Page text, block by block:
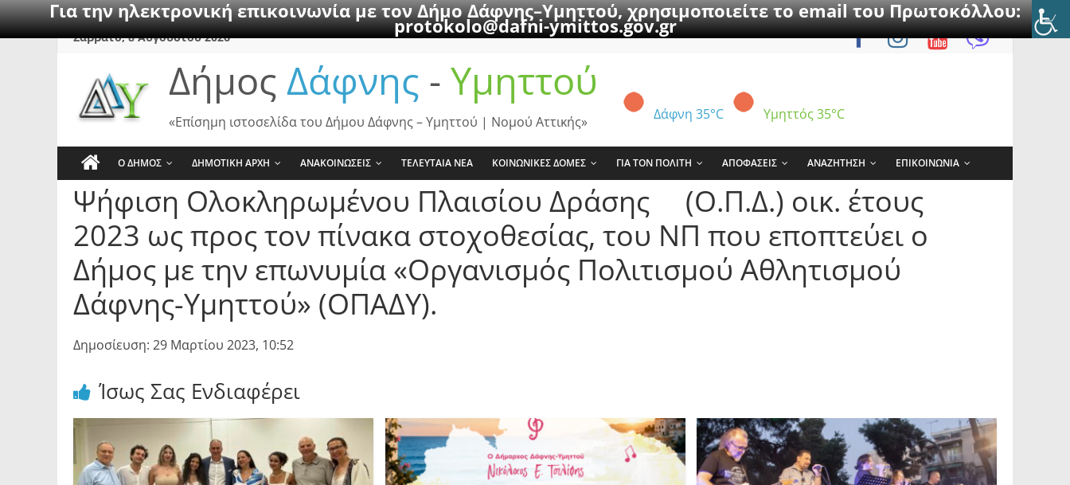
Για την ηλεκτρονική επικοινωνία με τον Δήμο Δάφνης–Υμηττού, χρησιμοποιείτε το email του Πρωτοκόλλου:
protokolo@dafni-ymittos.gov.gr
SkipΣάββατο, 8 Αυγούστου 2026
Δήμος Δάφνης - Υμηττού
Δάφνη 35°C Υμηττός 35°C
«Επίσημη ιστοσελίδα του Δήμου Δάφνης – Υμηττού | Νομού Αττικής»
Ο ΔΗΜΟΣ ΔΗΜΟΤΙΚΗ ΑΡΧΗ ΑΝΑΚΟΙΝΩΣΕΙΣ ΤΕΛΕΥΤΑΙΑ ΝΕΑ ΚΟΙΝΩΝΙΚΕΣ ΔΟΜΕΣ ΓΙΑ ΤΟΝ ΠΟΛΙΤΗ ΑΠΟΦΑΣΕΙΣ ΑΝΑΖΗΤΗΣΗ ΕΠΙΚΟΙΝΩΝΙΑ
Ψήφιση Ολοκληρωμένου Πλαισίου Δράσης (Ο.Π.Δ.) οικ. έτους
2023 ως προς τον πίνακα στοχοθεσίας, του ΝΠ που εποπτεύει ο
Δήμος με την επωνυμία «Οργανισμός Πολιτισμού Αθλητισμού
Δάφνης-Υμηττού» (ΟΠΑΔΥ).
Δημοσίευση: 29 Μαρτίου 2023, 10:52
Ίσως Σας Ενδιαφέρει